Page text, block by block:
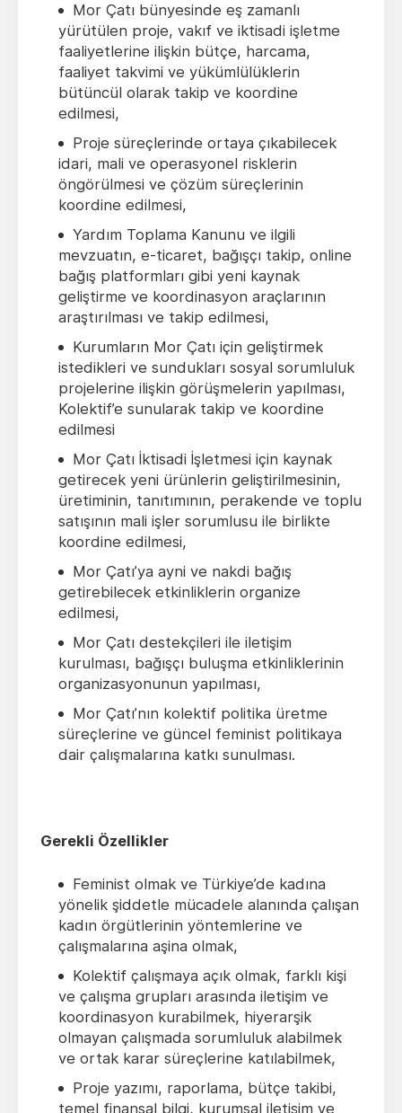
Mor Çatı bünyesinde eş zamanlı
yürütülen proje, vakıf ve iktisadi işletme
faaliyetlerine ilişkin bütçe, harcama,
faaliyet takvimi ve yükümlülüklerin
bütüncül olarak takip ve koordine
edilmesi,
Proje süreçlerinde ortaya çıkabilecek
idari, mali ve operasyonel risklerin
öngörülmesi ve çözüm süreçlerinin
koordine edilmesi,
Yardım Toplama Kanunu ve ilgili
mevzuatın, e-ticaret, bağışçı takip, online
bağış platformları gibi yeni kaynak
geliştirme ve koordinasyon araçlarının
araştırılması ve takip edilmesi,
Kurumların Mor Çatı için geliştirmek
istedikleri ve sundukları sosyal sorumluluk
projelerine ilişkin görüşmelerin yapılması,
Kolektif’e sunularak takip ve koordine
edilmesi
Mor Çatı İktisadi İşletmesi için kaynak
getirecek yeni ürünlerin geliştirilmesinin,
üretiminin, tanıtımının, perakende ve toplu
satışının mali işler sorumlusu ile birlikte
koordine edilmesi,
Mor Çatı’ya ayni ve nakdi bağış
getirebilecek etkinliklerin organize
edilmesi,
Mor Çatı destekçileri ile iletişim
kurulması, bağışçı buluşma etkinliklerinin
organizasyonunun yapılması,
Mor Çatı’nın kolektif politika üretme
süreçlerine ve güncel feminist politikaya
dair çalışmalarına katkı sunulması.
Gerekli Özellikler
Feminist olmak ve Türkiye’de kadına
yönelik şiddetle mücadele alanında çalışan
kadın örgütlerinin yöntemlerine ve
çalışmalarına aşina olmak,
Kolektif çalışmaya açık olmak, farklı kişi
ve çalışma grupları arasında iletişim ve
koordinasyon kurabilmek, hiyerarşik
olmayan çalışmada sorumluluk alabilmek
ve ortak karar süreçlerine katılabilmek,
Proje yazımı, raporlama, bütçe takibi,
temel finansal bilgi, kurumsal iletişim ve